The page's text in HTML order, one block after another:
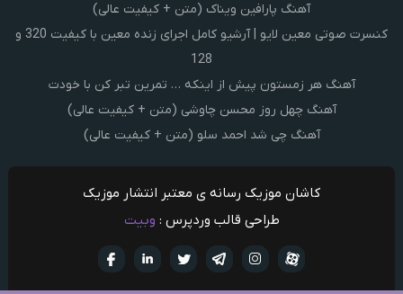
آهنگ پارافین ویناک (متن + کیفیت عالی)
کنسرت صوتی معین لایو | آرشیو کامل اجرای زنده معین با کیفیت 320 و
128
آهنگ هر زمستون پیش از اینکه … تمرین تبر کن با خودت
آهنگ چهل روز محسن چاوشی (متن + کیفیت عالی)
آهنگ چی شد احمد سلو (متن + کیفیت عالی)
کاشان موزیک رسانه ی معتبر انتشار موزیک
طراحی قالب وردپرس : وبیت
تويتر تلگرام
اینستاگرام آپارات